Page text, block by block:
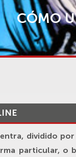
CÓMO
dividido
particular, o